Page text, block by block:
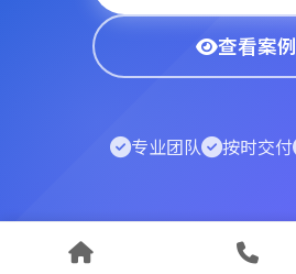
查看案例
专业团队 按时交付